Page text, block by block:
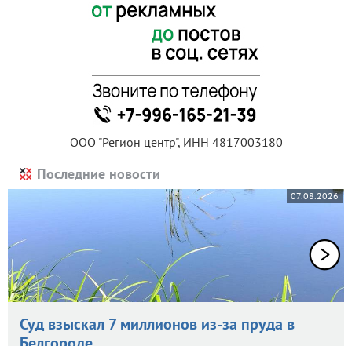
ООО "Регион центр", ИНН 4817003180
Последние новости
07.08.2026
Суд взыскал 7 миллионов из-за пруда в